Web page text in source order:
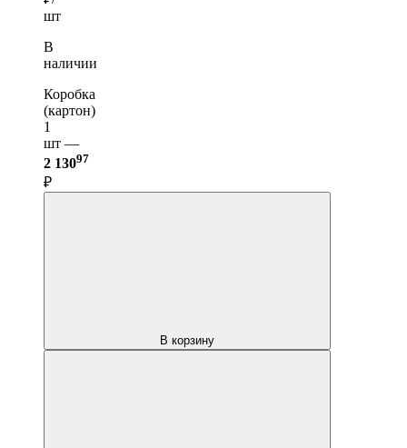
шт
В
наличии
Коробка
(картон)
1
шт —
2 13097
₽
В корзину